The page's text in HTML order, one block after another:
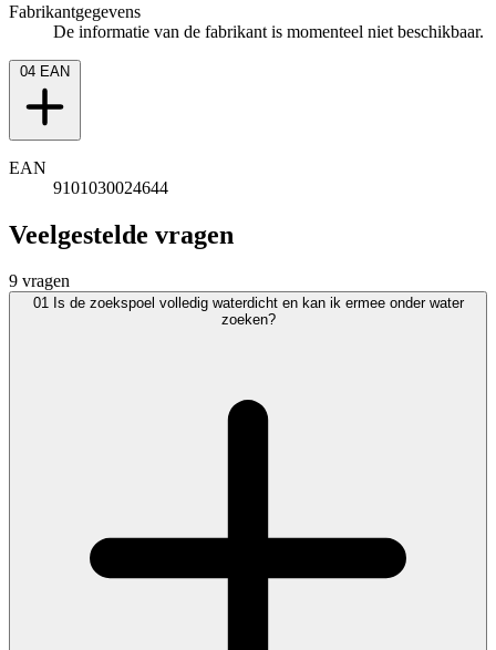
Fabrikantgegevens
De informatie van de fabrikant is momenteel niet beschikbaar.
04 EAN
EAN
9101030024644
Veelgestelde vragen
9 vragen
01 Is de zoekspoel volledig waterdicht en kan ik ermee onder water
zoeken?